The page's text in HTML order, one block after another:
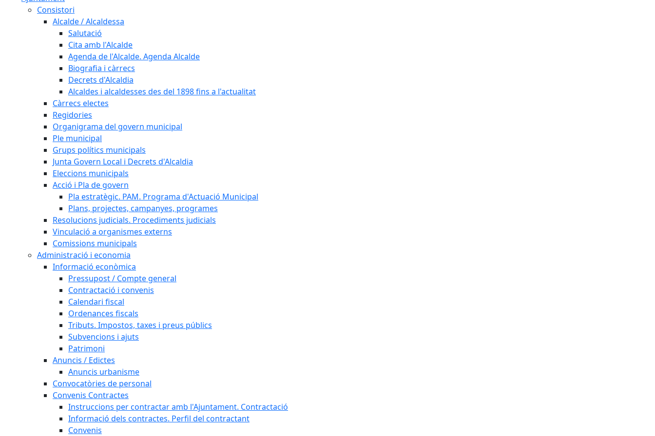
Consistori
Alcalde / Alcaldessa
Salutació
Cita amb l'Alcalde
Agenda de l'Alcalde. Agenda Alcalde
Biografia i càrrecs
Decrets d'Alcaldia
Alcaldes i alcaldesses des del 1898 fins a l'actualitat
Càrrecs electes
Regidories
Organigrama del govern municipal
Ple municipal
Grups polítics municipals
Junta Govern Local i Decrets d'Alcaldia
Eleccions municipals
Acció i Pla de govern
Pla estratègic. PAM. Programa d'Actuació Municipal
Plans, projectes, campanyes, programes
Resolucions judicials. Procediments judicials
Vinculació a organismes externs
Comissions municipals
Administració i economia
Informació econòmica
Pressupost / Compte general
Contractació i convenis
Calendari fiscal
Ordenances fiscals
Tributs. Impostos, taxes i preus públics
Subvencions i ajuts
Patrimoni
Anuncis / Edictes
Anuncis urbanisme
Convocatòries de personal
Convenis Contractes
Instruccions per contractar amb l'Ajuntament. Contractació
Informació dels contractes. Perfil del contractant
Convenis